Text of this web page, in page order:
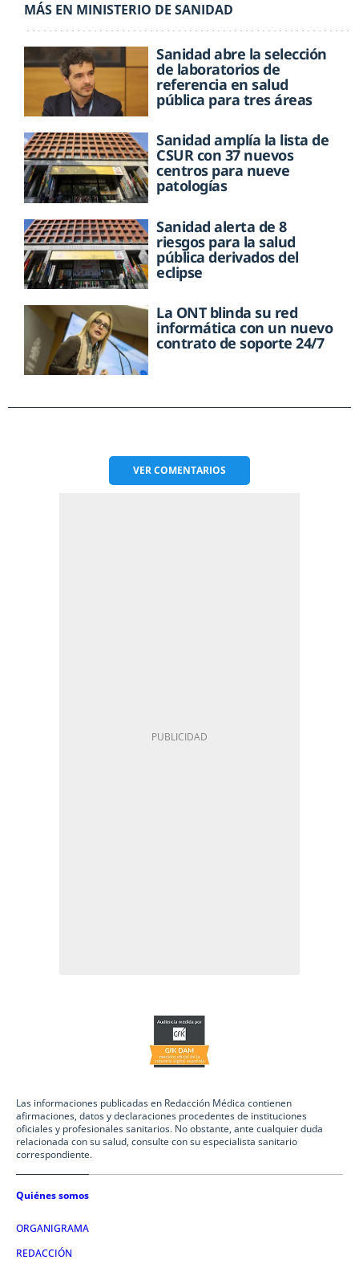
MÁS EN MINISTERIO DE SANIDAD
Sanidad abre la selección
de laboratorios de
referencia en salud
pública para tres áreas
Sanidad amplía la lista de
CSUR con 37 nuevos
centros para nueve
patologías
Sanidad alerta de 8
riesgos para la salud
pública derivados del
eclipse
La ONT blinda su red
informática con un nuevo
contrato de soporte 24/7
VERCOMENTARIOS
Las informaciones publicadas en Redacción Médica contienen
afirmaciones, datos y declaraciones procedentes de instituciones
oficiales y profesionales sanitarios. No obstante, ante cualquier duda
relacionada con su salud, consulte con su especialista sanitario
correspondiente.
Quiénes somos
ORGANIGRAMA
REDACCIÓN